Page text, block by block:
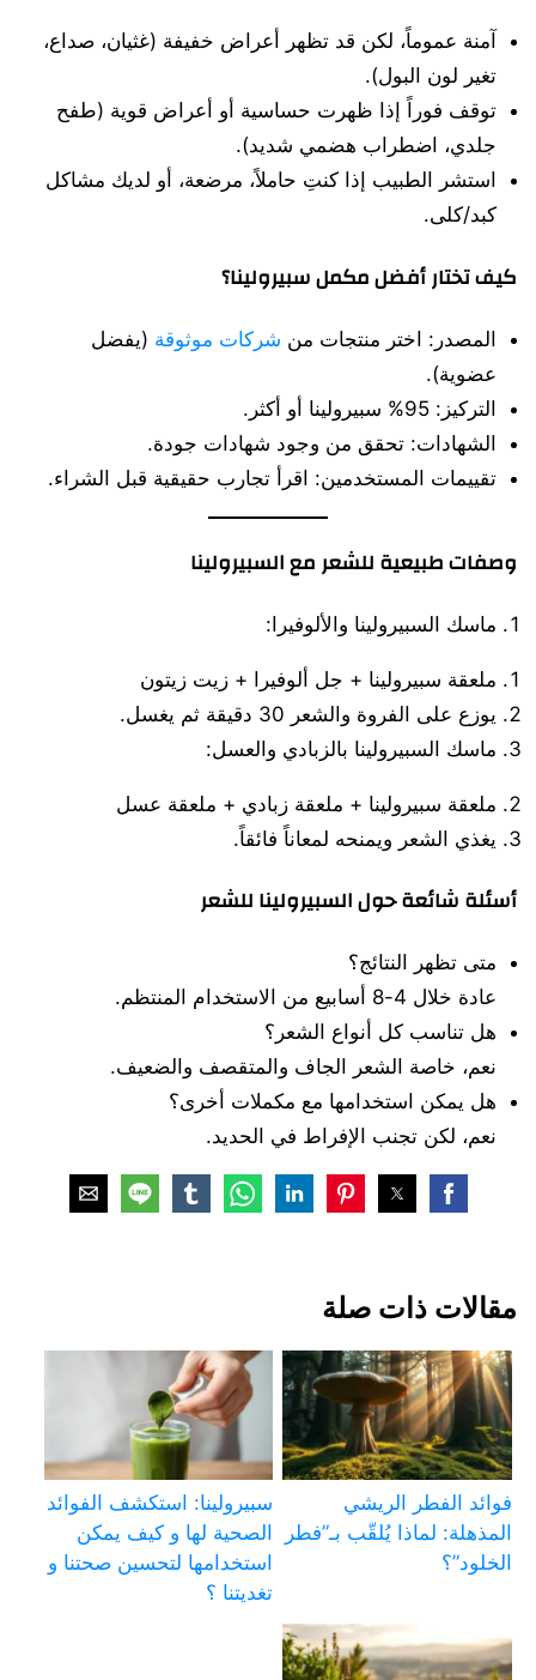
آمنة عموماً، لكن قد تظهر أعراض خفيفة (غثيان، صداع،
تغير لون البول).
توقف فوراً إذا ظهرت حساسية أو أعراض قوية (طفح
جلدي، اضطراب هضمي شديد).
استشر الطبيب إذا كنتِ حاملاً، مرضعة، أو لديك مشاكل
كبد/كلى.
كيف تختار أفضل مكمل سبيرولينا؟
المصدر: اختر منتجات من شركات موثوقة (يفضل
عضوية).
التركيز: 95% سبيرولينا أو أكثر.
الشهادات: تحقق من وجود شهادات جودة.
تقييمات المستخدمين: اقرأ تجارب حقيقية قبل الشراء.
وصفات طبيعية للشعر مع السبيرولينا
ماسك السبيرولينا والألوفيرا:
ملعقة سبيرولينا + جل ألوفيرا + زيت زيتون
يوزع على الفروة والشعر 30 دقيقة ثم يغسل.
ماسك السبيرولينا بالزبادي والعسل:
ملعقة سبيرولينا + ملعقة زبادي + ملعقة عسل
يغذي الشعر ويمنحه لمعاناً فائقاً.
أسئلة شائعة حول السبيرولينا للشعر
متى تظهر النتائج؟
عادة خلال 4-8 أسابيع من الاستخدام المنتظم.
هل تناسب كل أنواع الشعر؟
نعم، خاصة الشعر الجاف والمتقصف والضعيف.
هل يمكن استخدامها مع مكملات أخرى؟
نعم، لكن تجنب الإفراط في الحديد.
مقالات ذات صلة
فوائد الفطر الريشي
المذهلة: لماذا يُلقّب بـ”فطر
الخلود”؟
سبيرولينا: استكشف الفوائد
الصحية لها و كيف يمكن
استخدامها لتحسين صحتنا و
تغديتنا ؟